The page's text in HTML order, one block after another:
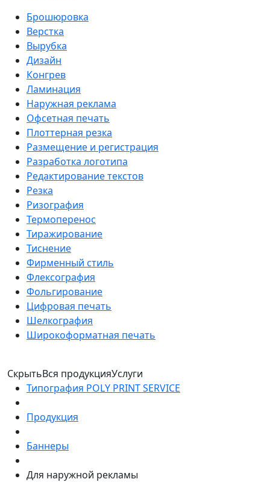
Брошюровка
Верстка
Вырубка
Дизайн
Конгрев
Ламинация
Наружная реклама
Офсетная печать
Плоттерная резка
Размещение и регистрация
Разработка логотипа
Редактирование текстов
Резка
Ризография
Термоперенос
Тиражирование
Тиснение
Фирменный стиль
Флексография
Фольгирование
Цифровая печать
Шелкография
Широкоформатная печать
СкрытьВся продукцияУслуги
Типография POLY PRINT SERVICE
Продукция
Баннеры
Для наружной рекламы